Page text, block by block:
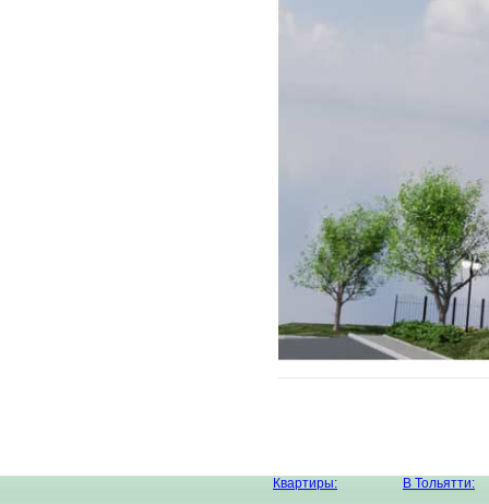
Квартиры:
В Тольятти: